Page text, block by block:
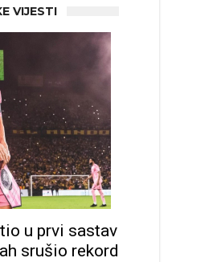
VIJESTI
u prvi sastav
srušio rekord